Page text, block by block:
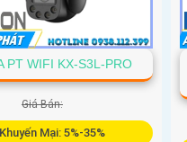
PT WIFI KX-S3L-PRO
Giá Bán:
Mại: 5%-35%